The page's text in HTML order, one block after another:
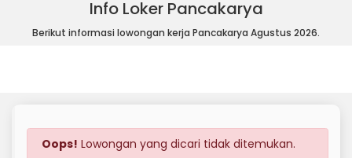
Info Loker Pancakarya
Berikut informasi lowongan kerja Pancakarya Agustus 2026.
Oops! Lowongan yang dicari tidak ditemukan.